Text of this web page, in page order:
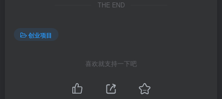
THE END
创业项目
喜欢就支持一下吧